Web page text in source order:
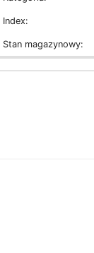
Index:
Stan magazynowy: